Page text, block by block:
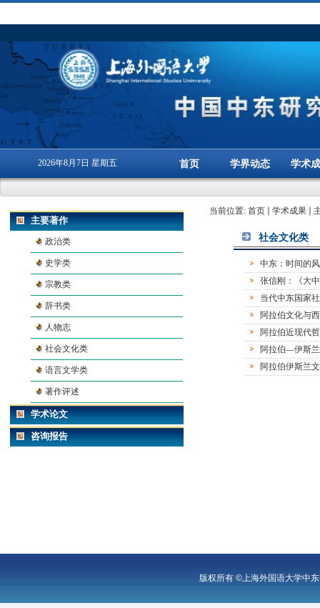
2026年8月7日 星期五 首页 学界动态 学术
主要著作
政治类
史学类
宗教类
辞书类
人物志
社会文化类
语言文学类
著作评述
学术论文
咨询报告
当前位置: 首页 学术成果
社会文化类
中东：时间的
张信刚：《大
当代中东国家
阿拉伯文化与
阿拉伯近现代
阿拉伯—伊斯
阿拉伯伊斯兰
版权所有 ©上海外国语大学中